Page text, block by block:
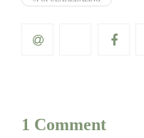
1 Comment